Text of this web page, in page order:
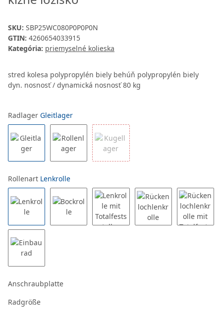
SKU: SBP25WC080P0P0P0N
GTIN: 4260654033915
Kategória: priemyselné kolieska
stred kolesa polypropylén biely behúň polypropylén biely
dyn. nosnosť / dynamická nosnosť 80 kg
Radlager Gleitlager
Rollenart Lenkrolle
Anschraubplatte
Radgröße